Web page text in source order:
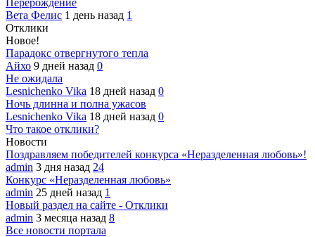
Перерождение
Вета Фелис 1 день назад 1
Отклики
Новое!
Парадокс отвергнутого тепла
Айхо 9 дней назад 0
Не ожидала
Lesnichenko Vika 18 дней назад 0
Ночь длинна и полна ужасов
Lesnichenko Vika 18 дней назад 0
Что такое отклики?
Новости
Поздравляем победителей конкурса «Неразделенная любовь»!
admin 3 дня назад 24
Конкурс «Неразделенная любовь»
admin 25 дней назад 1
Новый раздел на сайте - Отклики
admin 3 месяца назад 8
Все новости портала